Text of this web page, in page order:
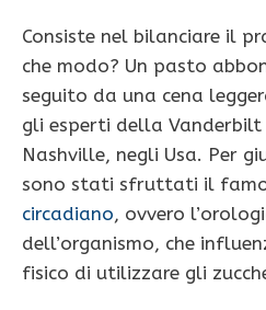
Consiste nel bilanciare il
che modo? Un pasto
seguito da una cena
gli esperti della Vanderbilt
Nashville, negli Usa. Per
sono stati sfruttati il
circadiano, ovvero
dell’organismo, che
fisico di utilizzare gli